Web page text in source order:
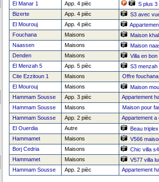
El Manar 1
App. 4 pièc S plus 3
Bizerte
App. 4 pièc S3 avec
El Mourouj
App. 4 pièc
Fouchana
Maisons Maison
Naassen
Maisons Maison
Denden
Maisons Villa en bon
El Menzah 5
App. 5 pièc S3 menzah
Cite Ezzitoun 1
Maisons Offre fouchana
El Mourouj
Maisons Maison
Hammam Sousse
App. 3 pièc Appartement
Hammam Sousse
Maisons Maison pour
Hammam Sousse
App. 2 pièc Appartement a
El Ouerdia
Autre Beau
Hammamet
Maisons V566
Borj Cedria
Maisons Chic villa
Hammamet
Maisons V577 villa
Hammam Sousse
App. 2 pièc Appartement